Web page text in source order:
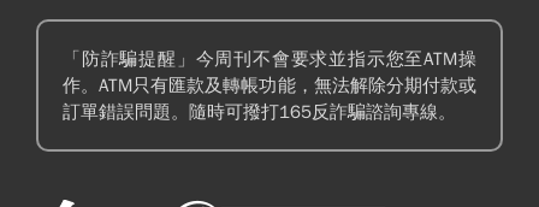
「防詐騙提醒」今周刊不會要求並指示您至ATM操
作。ATM只有匯款及轉帳功能，無法解除分期付款或
訂單錯誤問題。隨時可撥打165反詐騙諮詢專線。